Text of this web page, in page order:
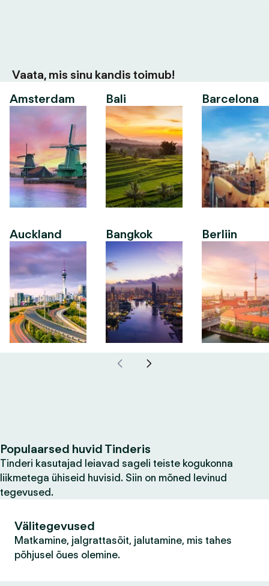
Vaata, mis sinu kandis toimub!
Amsterdam
Auckland
Bali
Bangkok
Barcelona
Berliin
Populaarsed huvid Tinderis
Tinderi kasutajad leiavad sageli teiste kogukonna
liikmetega ühiseid huvisid. Siin on mõned levinud
tegevused.
Välitegevused
Matkamine, jalgrattasõit, jalutamine, mis tahes
põhjusel õues olemine.